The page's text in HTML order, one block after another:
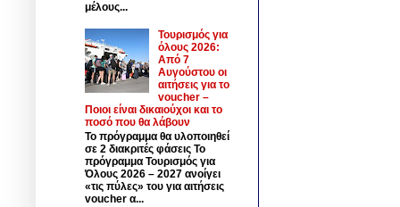
μέλους...
Τουρισμός για
όλους 2026:
Από 7
Αυγούστου οι
αιτήσεις για το
voucher –
Ποιοι είναι δικαιούχοι και το
ποσό που θα λάβουν
Το πρόγραμμα θα υλοποιηθεί
σε 2 διακριτές φάσεις Το
πρόγραμμα Τουρισμός για
Όλους 2026 – 2027 ανοίγει
«τις πύλες» του για αιτήσεις
voucher α...